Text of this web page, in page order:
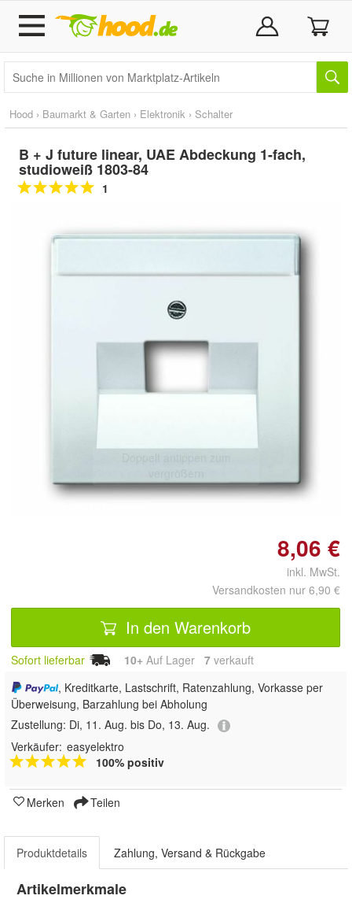
Hood › Baumarkt & Garten › Elektronik › Schalter
B + J future linear, UAE Abdeckung 1-fach,
studioweiß 1803-84
1
8,06 €
inkl. MwSt.
Versandkosten nur 6,90 €
In den Warenkorb
Sofort lieferbar 10+ Auf Lager 7 verkauft
, Kreditkarte, Lastschrift, Ratenzahlung, Vorkasse per
Überweisung, Barzahlung bei Abholung
Zustellung: Di, 11. Aug. bis Do, 13. Aug.
Verkäufer: easyelektro
100% positiv
Merken Teilen
Produktdetails Zahlung, Versand & Rückgabe
Artikelmerkmale